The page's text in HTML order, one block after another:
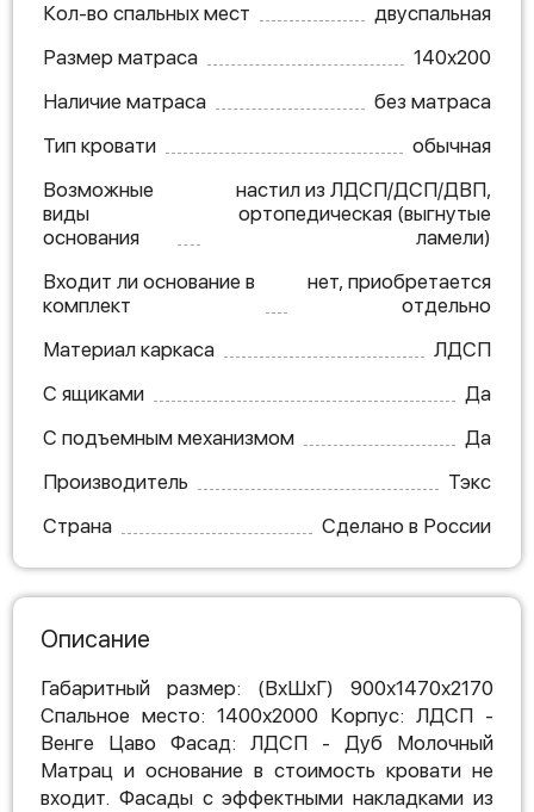
Кол-во спальных мест
двуспальная
Размер матраса
140х200
Наличие матраса
без матраса
Тип кровати
обычная
Возможные
виды
основания
настил из ЛДСП/ДСП/ДВП,
ортопедическая (выгнутые
ламели)
Входит ли основание в
комплект
нет, приобретается
отдельно
Материал каркаса
ЛДСП
С ящиками
Да
С подъемным механизмом
Да
Производитель
Тэкс
Страна
Сделано в России
Описание
Габаритный размер: (ВхШхГ) 900х1470х2170
Спальное место: 1400х2000 Корпус: ЛДСП -
Венге Цаво Фасад: ЛДСП - Дуб Молочный
Матрац и основание в стоимость кровати не
входит. Фасады с эффектными накладками из